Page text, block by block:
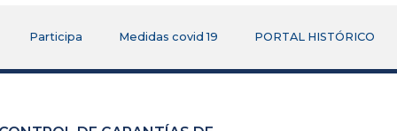
Participa Medidas covid 19 PORTAL HISTÓRICO